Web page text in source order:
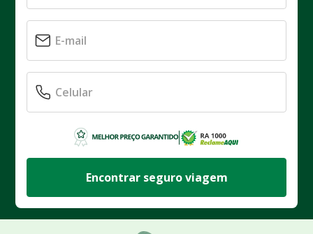
Encontrar seguro viagem